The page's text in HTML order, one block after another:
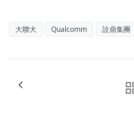
大聯大 Qualcomm 詮鼎集團